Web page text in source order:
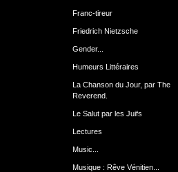
Franc-tireur
Friedrich Nietzsche
Gender...
Humeurs Littéraires
La Chanson du Jour, par The
Reverend.
Le Salut par les Juifs
Lectures
Music...
Musique : Rêve Vénitien...